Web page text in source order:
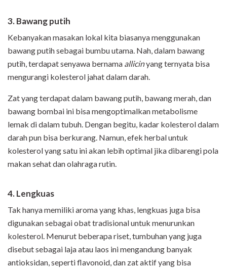
3. Bawang putih
Kebanyakan masakan lokal kita biasanya menggunakan
bawang putih sebagai bumbu utama. Nah, dalam bawang
putih, terdapat senyawa bernama allicinyang ternyata bisa
mengurangi kolesterol jahat dalam darah.
Zat yang terdapat dalam bawang putih, bawang merah, dan
bawang bombai ini bisa mengoptimalkan metabolisme
lemak di dalam tubuh. Dengan begitu, kadar kolesterol dalam
darah pun bisa berkurang. Namun, efek herbal untuk
kolesterol yang satu ini akan lebih optimal jika dibarengi pola
makan sehat dan olahraga rutin.
4. Lengkuas
Tak hanya memiliki aroma yang khas, lengkuas juga bisa
digunakan sebagai obat tradisional untuk menurunkan
kolesterol. Menurut beberapa riset, tumbuhan yang juga
disebut sebagai laja atau laos ini mengandung banyak
antioksidan, seperti flavonoid, dan zat aktif yang bisa